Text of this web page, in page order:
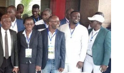
2
2
À
1
0
H
2
2